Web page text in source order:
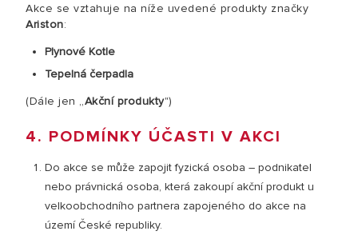
Akce se vztahuje na níže uvedené produkty značky
Ariston:
Plynové Kotle
Tepelná čerpadla
(Dále jen „Akční produkty")
4. PODMÍNKY ÚČASTI V AKCI
Do akce se může zapojit fyzická osoba – podnikatel
nebo právnická osoba, která zakoupí akční produkt u
velkoobchodního partnera zapojeného do akce na
území České republiky.